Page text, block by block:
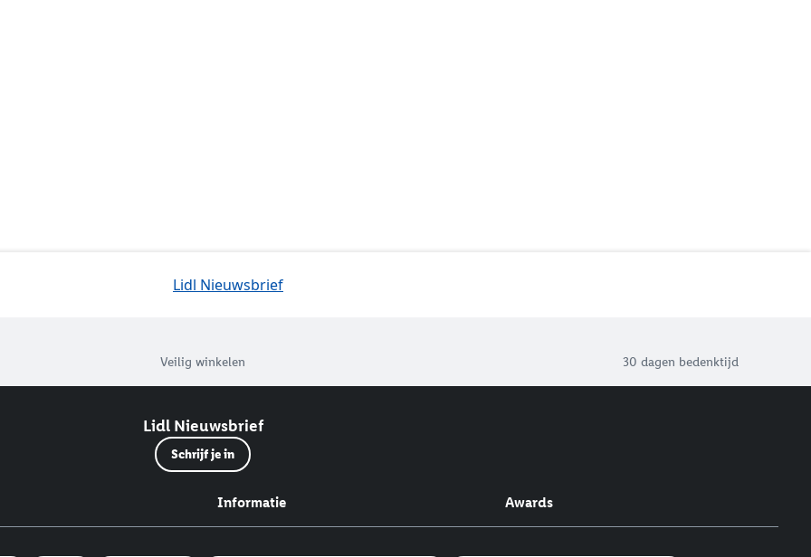
Lidl Nieuwsbrief
Veilig winkelen 30 dagen bedenktijd
Lidl Nieuwsbrief
Schrijf je in
Informatie Awards